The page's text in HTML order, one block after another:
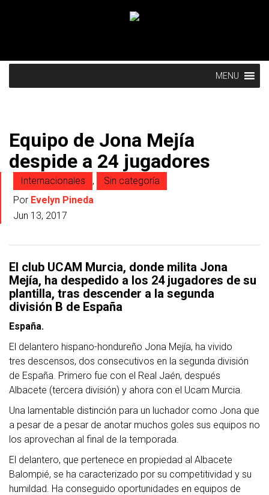
MENU
Equipo de Jona Mejía
despide a 24 jugadores
Internacionales ,
Sin categoría
Por Evelyn Pineda
Jun 13, 2017
El club UCAM Murcia, donde milita Jona
Mejía, ha despedido a los 24 jugadores de su
plantilla, tras descender a la segunda
división B de España
España.
El delantero hispano-hondureño Jona Mejía, ha vivido
tres descensos, dos consecutivos en la segunda división
de España. Primero fue con el Real Jaén, después
Albacete (tercera división) y ahora con el Ucam Murcia.
Una lamentable distinción para un luchador como Jona que
a pesar de a pesar de anotar muchos goles sus equipos no
los aprovechan al final de la temporada.
El delantero, que pertenece en propiedad al Albacete
Balompié, se ha caracterizado por su competitividad y su
humildad. Ha conseguido oportunidades en equipos de